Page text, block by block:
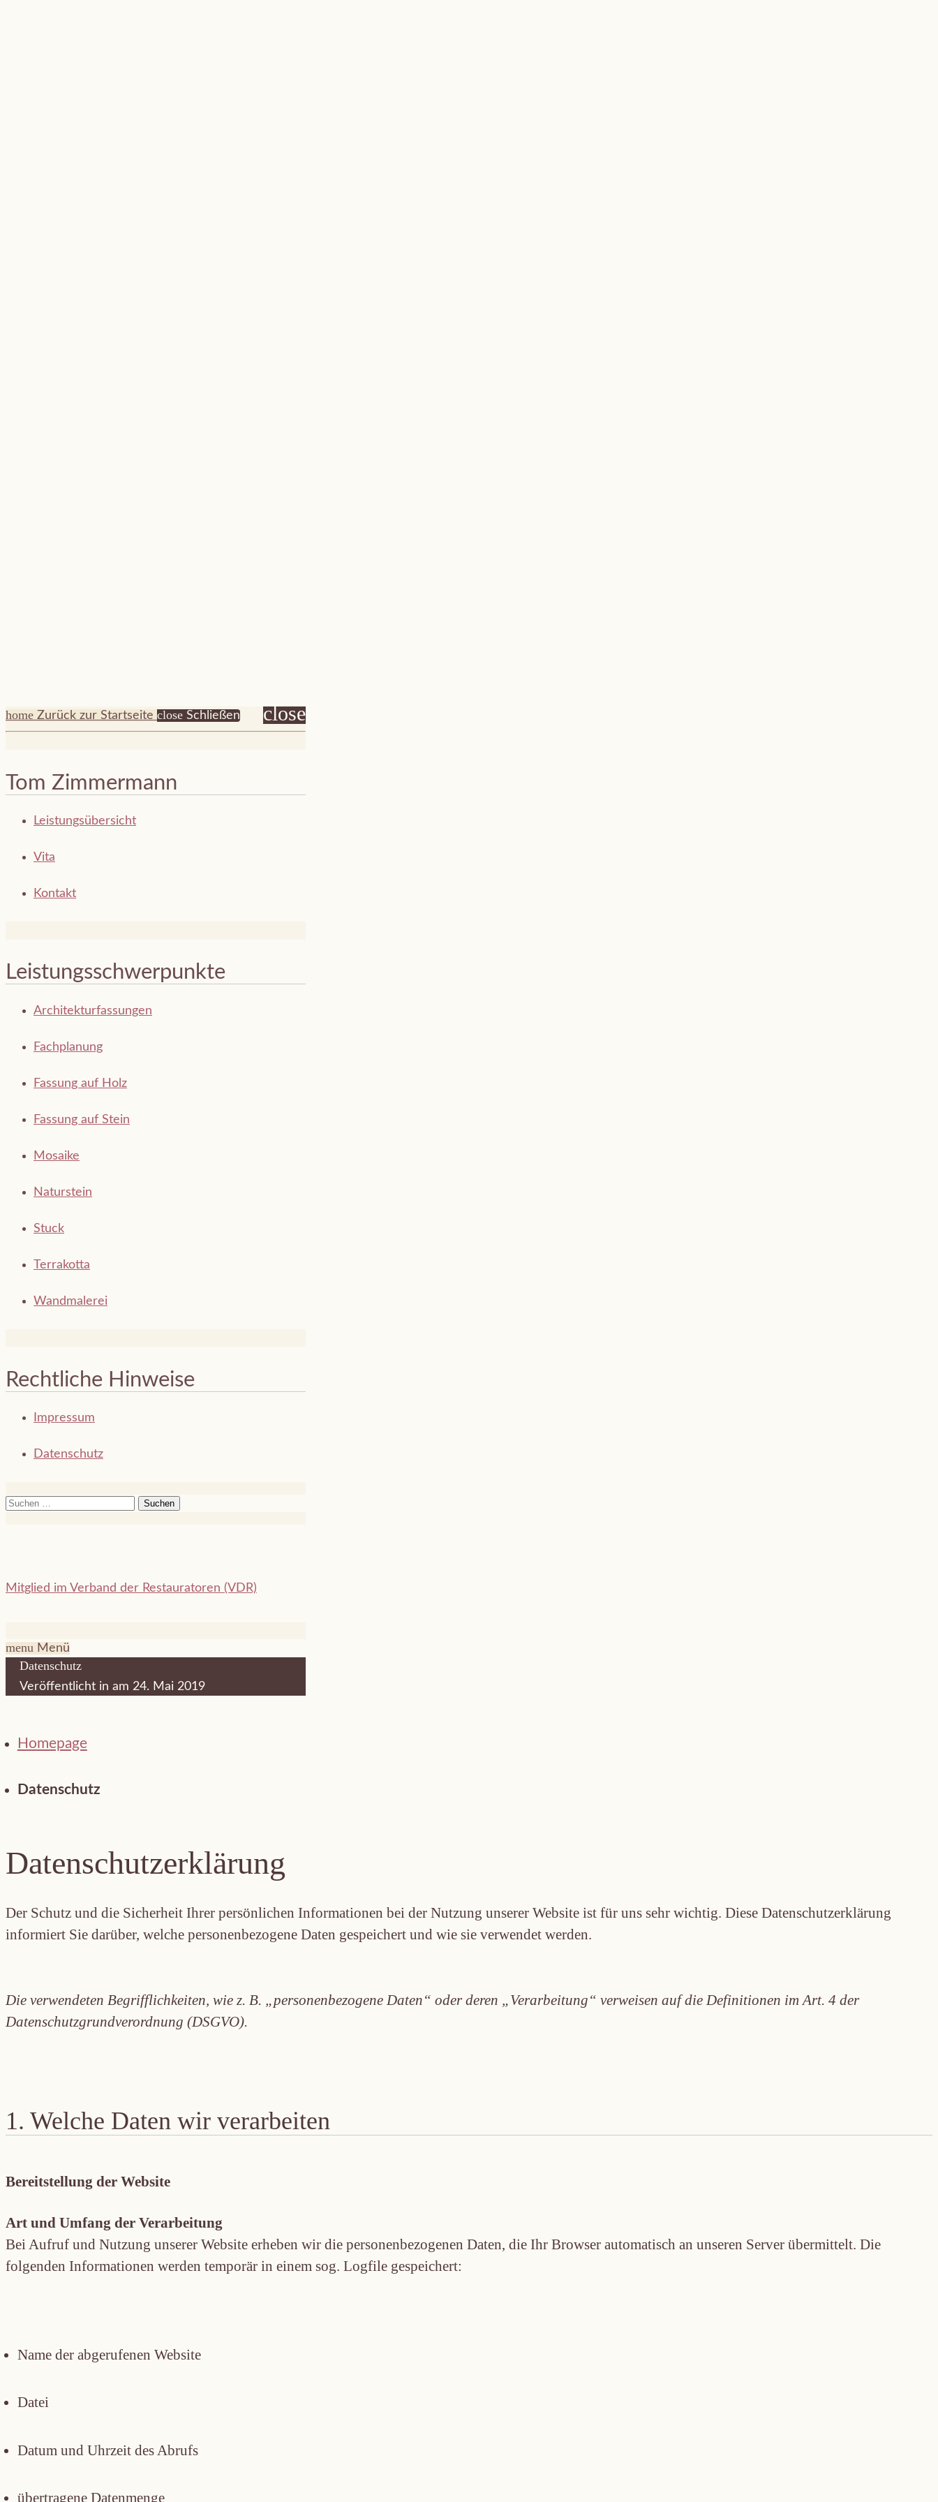
close
home Zurück zur Startseite close Schließen
Tom Zimmermann
Leistungsübersicht
Vita
Kontakt
Leistungsschwerpunkte
Architektur­fassungen
Fachplanung
Fassung auf Holz
Fassung auf Stein
Mosaike
Naturstein
Stuck
Terrakotta
Wandmalerei
Rechtliche Hinweise
Impressum
Datenschutz
Suchen
Mitglied im Verband der Restauratoren (VDR)
menu Menü
Datenschutz
Veröffentlicht in am 24. Mai 2019
Homepage
Datenschutz
Datenschutz­erklärung
Der Schutz und die Sicherheit Ihrer persönlichen Informationen bei der Nutzung unserer Website ist für uns sehr wichtig. Diese Datenschutz­erklärung
informiert Sie darüber, welche personenbezogene Daten gespeichert und wie sie verwendet werden.
Die verwendeten Begrifflichkeiten, wie z. B. „personenbezogene Daten“ oder deren „Verarbeitung“ verweisen auf die Definitionen im Art. 4 der
Datenschutzgrundverordnung (DSGVO).
1. Welche Daten wir verarbeiten
Bereitstellung der Website
Art und Umfang der Verarbeitung
Bei Aufruf und Nutzung unserer Website erheben wir die personen­bezogenen Daten, die Ihr Browser automatisch an unseren Server übermittelt. Die
folgenden Infor­mationen werden temporär in einem sog. Logfile gespeichert:
Name der abgerufenen Website
Datei
Datum und Uhrzeit des Abrufs
übertragene Datenmenge